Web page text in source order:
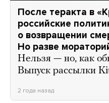
После теракта в
российские
о возвращении
Но разве
Нельзя — но, как
Выпуск рассылки
2 года назад